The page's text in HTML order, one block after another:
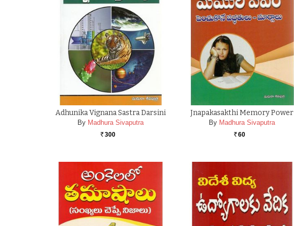
Adhunika Vignana Sastra Darsini
By Madhura Sivaputra
Rs. 300
Jnapakasakthi Memory Power
By Madhura Sivaputra
Rs. 60